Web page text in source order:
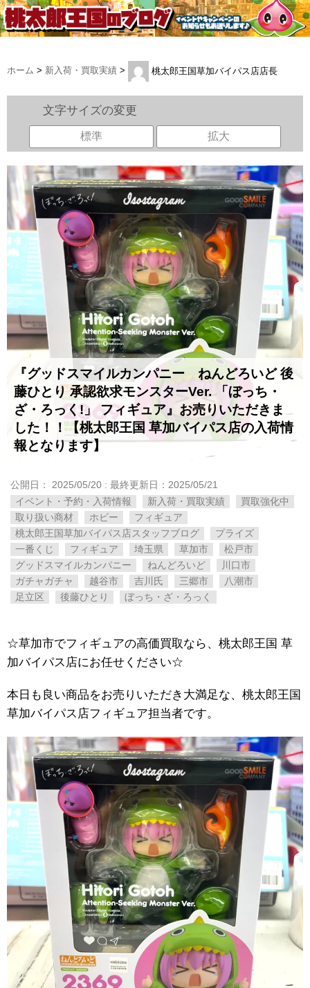
ホーム > 新入荷・買取実績 > 桃太郎王国草加バイパス店店長
文字サイズの変更
標準 拡大
『グッドスマイルカンパニー ねんどろいど ​後
藤ひとり ​承認欲求モンスターVer. ​「ぼっち・
ざ・ろっく!」 フィギュア』お売りいただきま
した！！【桃太郎王国 草加バイパス店の入荷情
報となります】
公開日： 2025/05/20 : 最終更新日：2025/05/21
イベント・予約・入荷情報
新入荷・買取実績
買取強化中
取り扱い商材
ホビー
フィギュア
桃太郎王国草加バイパス店スタッフブログ
プライズ
一番くじ
フィギュア 埼玉県 草加市
松戸市
グッドスマイルカンパニー
ねんどろいど
川口市
ガチャガチャ
越谷市 吉川氏 三郷市
八潮市
足立区
後藤ひとり ぼっち・ざ・ろっく
☆草加市でフィギュアの高価買取なら、桃太郎王国 草
加バイパス店にお任せください☆
本日も良い商品をお売りいただき大満足な、桃太郎王国
草加バイパス店フィギュア担当者です。